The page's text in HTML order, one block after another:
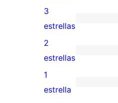
5
estrellas
valoraciones
de
4
estrellas
0
valoraciones
de
3
estrellas
3
estrellas
0
valoraciones
de
2
estrellas
0
1
estrella